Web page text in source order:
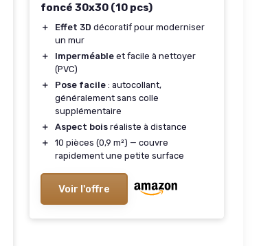
foncé 30x30 (10 pcs)
＋ Effet 3D décoratif pour moderniser
un mur
＋
Imperméable et facile à nettoyer
(PVC)
＋
Pose facile : autocollant,
généralement sans colle
supplémentaire
＋
Aspect bois réaliste à distance
＋
10 pièces (0,9 m²) — couvre
rapidement une petite surface
Voir l'offre